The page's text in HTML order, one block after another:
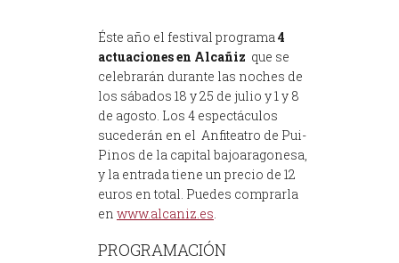
Éste año el festival programa4
actuaciones en Alcañiz que se
celebrarán durante las noches de
los sábados 18 y 25 de julio y 1 y 8
de agosto. Los 4 espectáculos
sucederán en el Anfiteatro de Pui-
Pinos de la capital bajoaragonesa,
y la entrada tiene un precio de 12
euros en total. Puedes comprarla
en www.alcaniz.es.
PROGRAMACIÓN